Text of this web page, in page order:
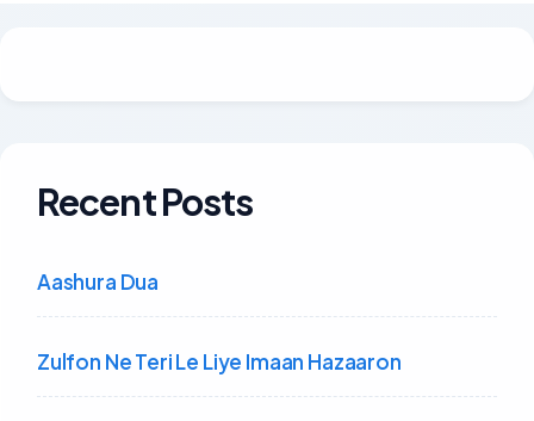
Recent Posts
Aashura Dua
Zulfon Ne Teri Le Liye Imaan Hazaaron